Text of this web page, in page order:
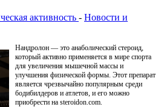
активность - Новости и
Нандролон — это анаболический стероид,
который активно применяется в мире спорта
для увеличения мышечной массы и
улучшения физической формы. Этот препарат
является чрезвычайно популярным среди
бодибилдеров и атлетов, и его можно
приобрести на steroidon.com.